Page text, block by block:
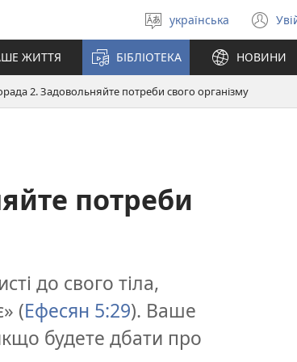
Вибрати
мову
українська
у
ЖИТТЯ БІБЛІОТЕКА НОВИНИ
2. Задовольняйте потреби свого організму
потреби
до свого тіла,
(Ефесян 5:29). Ваше
будете дбати про